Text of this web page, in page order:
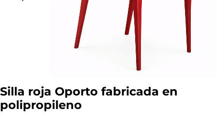
Silla roja Oporto fabricada en
polipropileno